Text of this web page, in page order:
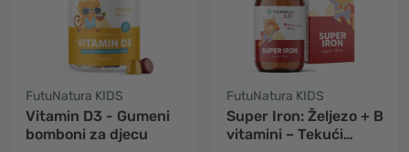
FutuNatura KIDS
Vitamin D3 - Gumeni
bomboni za djecu
FutuNatura KIDS
Super Iron: Željezo + B
vitamini – Tekući